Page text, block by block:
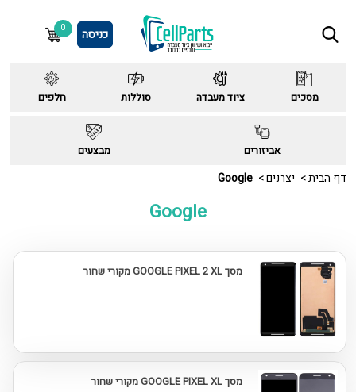
כניסה 0
מסכים ציוד מעבדה סוללות חלפים
אביזורים מבצעים
דף הבית יצרנים Google
Google
מסך GOOGLE PIXEL 2 XL מקורי שחור
מסך GOOGLE PIXEL XL מקורי שחור